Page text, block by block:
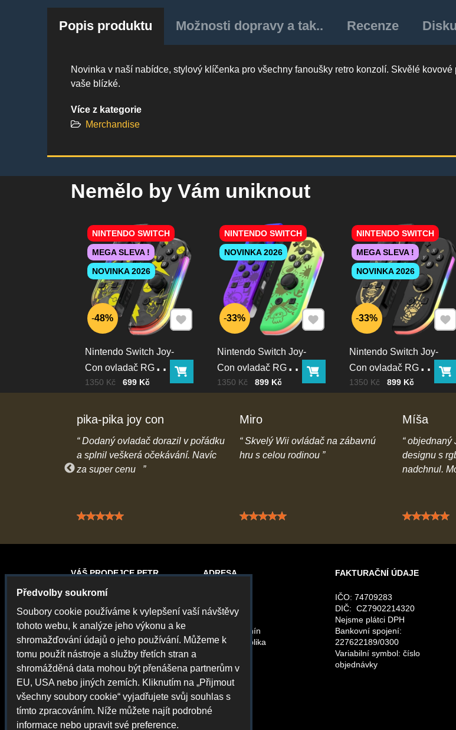
Popis produktu Možnosti dopravy a tak.. Recenze
Novinka v naší nabídce, stylový klíčenka pro všechny fanoušky retro konzolí. Skvělé
vaše blízké.
Více z kategorie
Merchandise
Nemělo by Vám uniknout
Nintendo Switch Joy-
Con ovladač RGB
Pika
Cena bez DPH699 Kč
Před slevou:
1350 Kč Do košíku
NINTENDO SWITCH
MEGA SLEVA !
NOVINKA 2026
48% Přidat k Oblíbeným
Nintendo Switch Joy-
Con ovladač RGB
squid color
Cena bez DPH899 Kč
Před slevou:
1350 Kč Do košíku
NINTENDO SWITCH
NOVINKA 2026
33% Přidat k Oblíbeným
Nintendo Switch Joy-
Con ovladač RGB
černo-zlatý
Cena bez DPH899 Kč
Před slevou:
1350 Kč
NINTENDO SWITCH
MEGA SLEVA !
NOVINKA 2026
33%
pika-pika joy con
Dodaný ovladač dorazil v pořádku
a splnil veškerá očekávání. Navíc
za super cenu
Hodnocení: 5 / 5
Miro
Skvelý Wii ovládač na zábavnú
hru s celou rodinou
Hodnocení: 5 / 5
Míša
objednaný
designu s
nadchnul.
VÁŠ PRODEJCE PETR ADRESA
Petr Chvál
Rybářská 13
69501 Hodonín
Česká Republika
FAKTURAČNÍ ÚDAJE
IČO: 74709283
DIČ: CZ7902214320
Nejsme plátci DPH
Bankovní spojení:
227622189/0300
Variabilní symbol: číslo
objednávky
Předvolby soukromí
Soubory cookie používáme k vylepšení vaší návštěvy
tohoto webu, k analýze jeho výkonu a ke
shromažďování údajů o jeho používání. Můžeme k
tomu použít nástroje a služby třetích stran a
shromážděná data mohou být přenášena partnerům v
EU, USA nebo jiných zemích. Kliknutím na „Přijmout
všechny soubory cookie“ vyjadřujete svůj souhlas s
tímto zpracováním. Níže můžete najít podrobné
informace nebo upravit své preference.